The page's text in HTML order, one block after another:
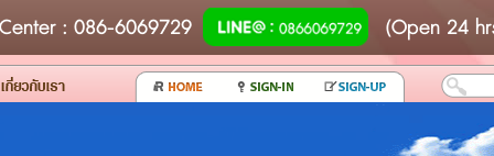
: 086-6069729 (Open 24